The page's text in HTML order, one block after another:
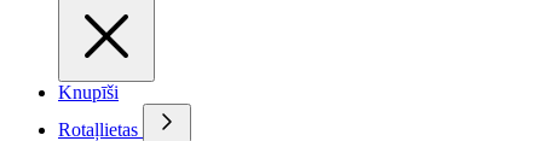
Knupīši
Rotaļlietas